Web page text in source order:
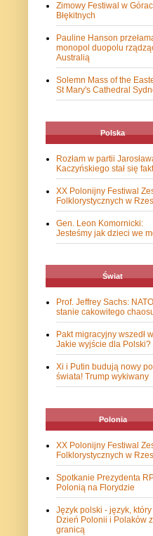
Zimowy Festiwal w
Błękitnych
Pauline Hanson
monopol duopolu
Australią
Solemn Mass of the
St Mary's Cathedral
Polska
Rozłam w partii
Kaczyńskiego stał się
XX Polonijny Festiwal
Folklorystycznych w
Gen. Leon Komornicki:
Jesteśmy jak dzieci we
Świat
Prof. Jeffrey Sachs:
stanie cakowitego
Pakt migracyjny wszedł
Jakie wyjście dla Polski?
Xi i Putin budują nowy
świata! Trump wykiwany
Polonia
XX Polonijny Festiwal
Folklorystycznych w
Spotkanie Prezydenta
Polonią na Florydzie
Język polski - język, który
Dzień Polonii i Polaków
granicą